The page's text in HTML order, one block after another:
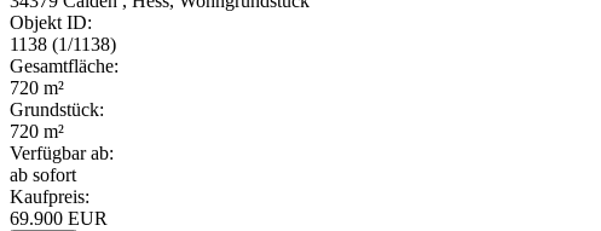
Objekt ID:
1138 (1/1138)
Gesamtfläche:
720 m²
Grundstück:
720 m²
Verfügbar ab:
ab sofort
Kaufpreis:
69.900 EUR